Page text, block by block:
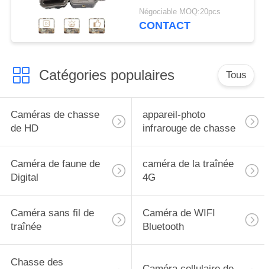
30MP 1080P HD pour
l'animal de faune
Négociable MOQ:20pcs
CONTACT
Catégories populaires Tous
Caméras de chasse
de HD
appareil-photo
infrarouge de chasse
Caméra de faune de
Digital
caméra de la traînée
4G
Caméra sans fil de
traînée
Caméra de WIFI
Bluetooth
Chasse des